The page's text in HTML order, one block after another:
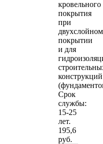
кровельного
покрытия
при
двухслойном
покрытии
и для
конструкций
Срок
службы:
15-25
лет.
195,6
руб.